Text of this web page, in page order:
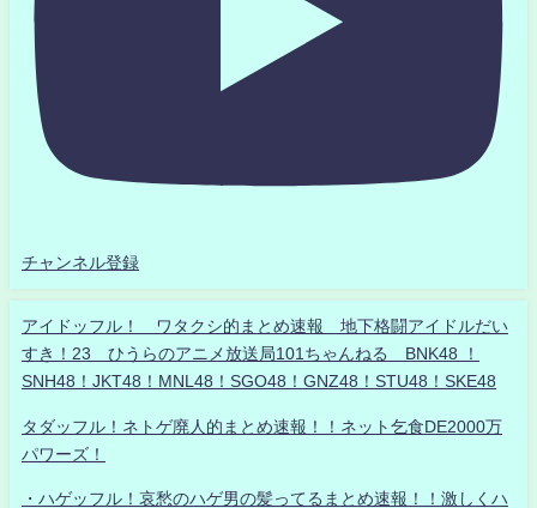
チャンネル登録
アイドッフル！ ワタクシ的まとめ速報 地下格闘アイドルだい
すき！23 ひうらのアニメ放送局101ちゃんねる BNK48 ！
SNH48！JKT48！MNL48！SGO48！GNZ48！STU48！SKE48
タダッフル！ネトゲ廃人的まとめ速報！！ネット乞食DE2000万
パワーズ！
・ハゲッフル！哀愁のハゲ男の髪ってるまとめ速報！！激しくハ